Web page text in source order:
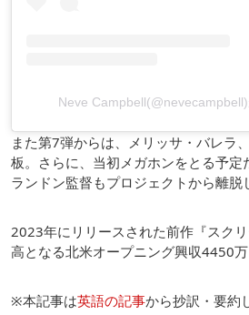
Neve
また第7弾からは、メリッサ・バレラ
板。さらに、当初メガホンをとる予定
ランドン監督もプロジェクトから離脱
2023年にリリースされた前作『スク
高となる北米オープニング興収4450万
※本記事は英語の記事から抄訳・要約